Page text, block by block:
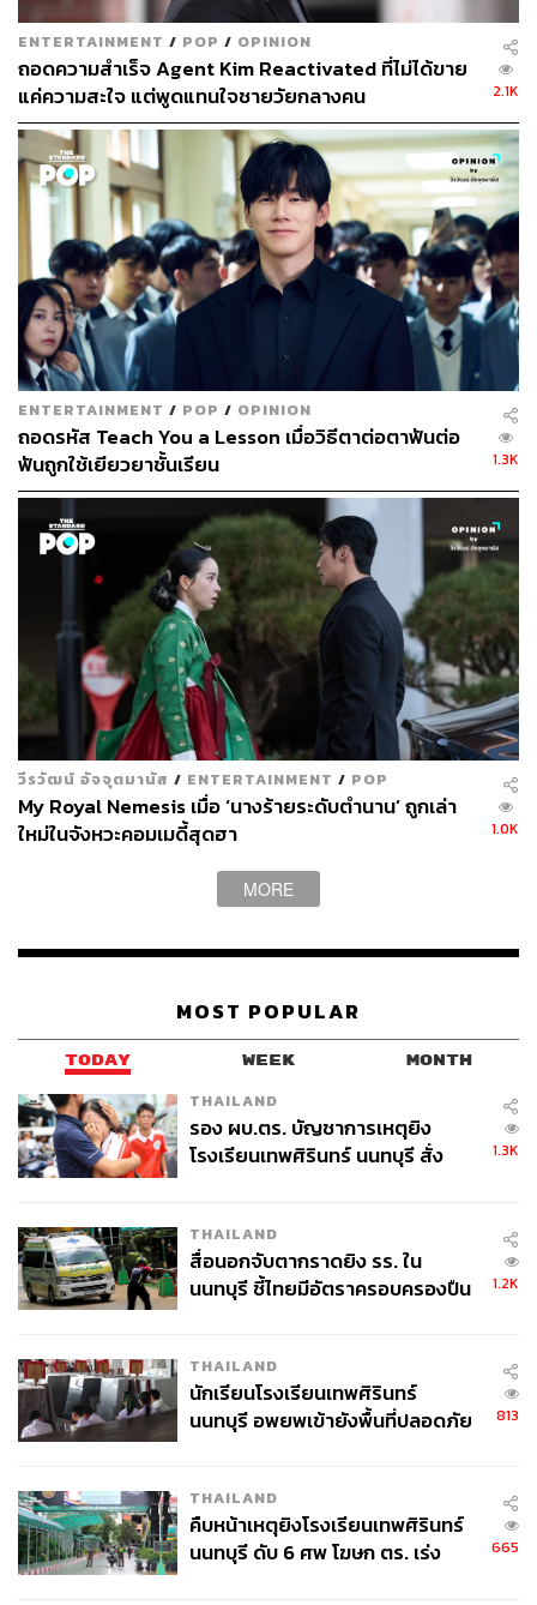
ช่วยแก้แค้นแทนลูกค้าหรือเหยื่อที่ไม่ได้รับความยุติธรรมจาก
กฎหมาย
การแก้แค้นที่จะเดือดกว่าเดิมใน Taxi Driver 2
ทางทีมสร้างซีรีส์ Taxi Driver 2ให้สัมภาษณ์ว่า ในซีซัน 2 จะ
เต็มไปด้วยความโหดและเดือดกว่าเดิม โดยมีการอัปเกรดรถ
แท็กซี่ให้เหมาะกับฉากแอ็กชัน รวมถึงการร่วมงานกับผู้กำกับ
ศิลป์ ยุนแดวอน จากภาพยนตร์Escape from Mogadishuมา
ออกแบบฉากแอ็กชัน รวมถึงท่าทางการต่อสู้ที่ตื่นตาตื่นใจ
กว่าเดิม
เรื่องราวในTaxi Driver 2จะเล่าถึงเหตุการณ์หลังจากซีซัน
แรก เมื่อ คิมโดกี ถูกขังในเรือนจำ และเตรียมพร้อมร่างกาย
และจิตใจเพื่อกลับมาทำหน้าที่แท็กซี่ทวงคืนความแค้นอีก
ครั้ง ส่วนซีอีโอ Rainbow Taxi ยังคงเดินหน้าทำงานในสาย
งานที่เขาคุ้นเคย และยังรอคอยวันที่ทีมงานของเขากลับมา
รวมตัวกันอีกครั้ง
ทำความรู้จักนักแสดงในซีรีส์ Taxi Driver 2
อดีตเจ้าหน้าที่หน่วยรบพิเศษ ที่ปัจจุบันผันตัวมาเป็นคนขับรถ
แท็กซี่ของบริษัท Rainbow Taxi ที่มีเอกลักษณ์เฉพาะตัว และ
สัญชาตญาณเฉียบคม รวมถึงทักษะการเคลื่อนไหวร่างกายที่
คล่องแคล่ว
อันโกอึน (รับบทโดย พโยเยจิน)
แฮกเกอร์สาวที่ทำงานเป็น ‘หู’ และ ‘ตา’ ให้กับบริษัท
Rainbow Taxi มีความเชี่ยวชาญในการค้นหาและเปิดเผย
ENTERTAINMENT / POP / OPINION
ถอดความสำเร็จ Agent Kim Reactivated ที่ไม่ได้ขาย
แค่ความสะใจ แต่พูดแทนใจชายวัยกลางคน
2.1K
ENTERTAINMENT / POP / OPINION
ถอดรหัส Teach You a Lesson เมื่อวิธีตาต่อตาฟันต่อ
ฟันถูกใช้เยียวยาชั้นเรียน
1.3K
วีรวัฒน์ อัจจุตมานัส / ENTERTAINMENT / POP
My Royal Nemesis เมื่อ ‘นางร้ายระดับตำนาน’ ถูกเล่า
ใหม่ในจังหวะคอมเมดี้สุดฮา
1.0K
MORE
MOST POPULAR
TODAY WEEK MONTH
THAILAND
รอง ผบ.ตร. บัญชาการเหตุยิง
โรงเรียนเทพศิรินทร์ นนทบุรี สั่ง
1.3K
THAILAND
สื่อนอกจับตากราดยิง รร. ใน
นนทบุรี ชี้ไทยมีอัตราครอบครองปืน
1.2K
THAILAND
นักเรียนโรงเรียนเทพศิรินทร์
นนทบุรี อพยพเข้ายังพื้นที่ปลอดภัย
813
THAILAND
คืบหน้าเหตุยิงโรงเรียนเทพศิรินทร์
นนทบุรี ดับ 6 ศพ โฆษก ตร. เร่ง
665